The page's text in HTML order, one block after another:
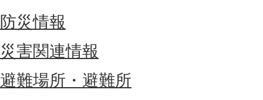
防災情報
災害関連情報
避難場所・避難所